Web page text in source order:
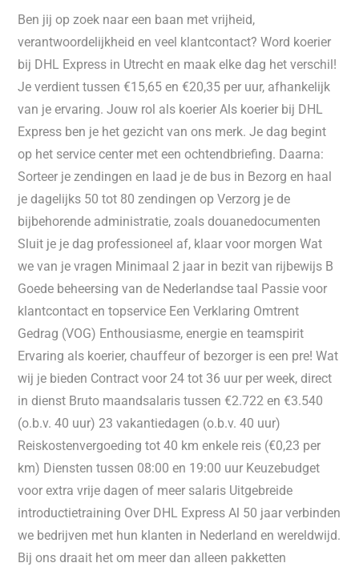
Ben jij op zoek naar een baan met vrijheid,
verantwoordelijkheid en veel klantcontact? Word koerier
bij DHL Express in Utrecht en maak elke dag het verschil!
Je verdient tussen €15,65 en €20,35 per uur, afhankelijk
van je ervaring. Jouw rol als koerier Als koerier bij DHL
Express ben je het gezicht van ons merk. Je dag begint
op het service center met een ochtendbriefing. Daarna:
Sorteer je zendingen en laad je de bus in Bezorg en haal
je dagelijks 50 tot 80 zendingen op Verzorg je de
bijbehorende administratie, zoals douanedocumenten
Sluit je je dag professioneel af, klaar voor morgen Wat
we van je vragen Minimaal 2 jaar in bezit van rijbewijs B
Goede beheersing van de Nederlandse taal Passie voor
klantcontact en topservice Een Verklaring Omtrent
Gedrag (VOG) Enthousiasme, energie en teamspirit
Ervaring als koerier, chauffeur of bezorger is een pre! Wat
wij je bieden Contract voor 24 tot 36 uur per week, direct
in dienst Bruto maandsalaris tussen €2.722 en €3.540
(o.b.v. 40 uur) 23 vakantiedagen (o.b.v. 40 uur)
Reiskostenvergoeding tot 40 km enkele reis (€0,23 per
km) Diensten tussen 08:00 en 19:00 uur Keuzebudget
voor extra vrije dagen of meer salaris Uitgebreide
introductietraining Over DHL Express Al 50 jaar verbinden
we bedrijven met hun klanten in Nederland en wereldwijd.
Bij ons draait het om meer dan alleen pakketten